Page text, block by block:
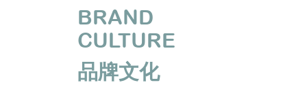
BRAND
CULTURE
品牌文化